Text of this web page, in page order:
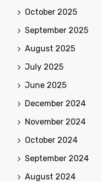
October 2025
September 2025
August 2025
July 2025
June 2025
December 2024
November 2024
October 2024
September 2024
August 2024